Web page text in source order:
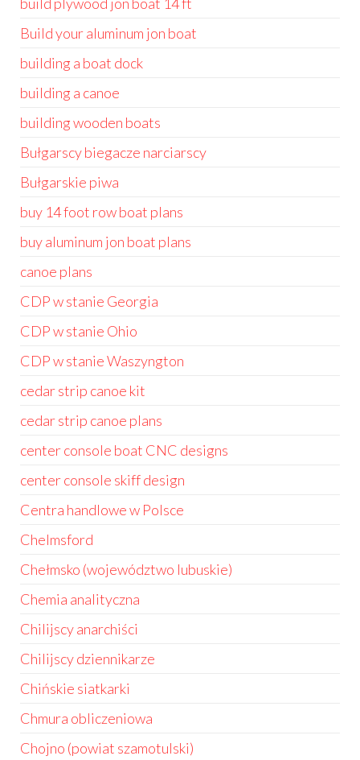
Build your aluminum jon boat
building a boat dock
building a canoe
building wooden boats
Bułgarscy biegacze narciarscy
Bułgarskie piwa
buy 14 foot row boat plans
buy aluminum jon boat plans
canoe plans
CDP w stanie Georgia
CDP w stanie Ohio
CDP w stanie Waszyngton
cedar strip canoe kit
cedar strip canoe plans
center console boat CNC designs
center console skiff design
Centra handlowe w Polsce
Chelmsford
Chełmsko (województwo lubuskie)
Chemia analityczna
Chilijscy anarchiści
Chilijscy dziennikarze
Chińskie siatkarki
Chmura obliczeniowa
Chojno (powiat szamotulski)